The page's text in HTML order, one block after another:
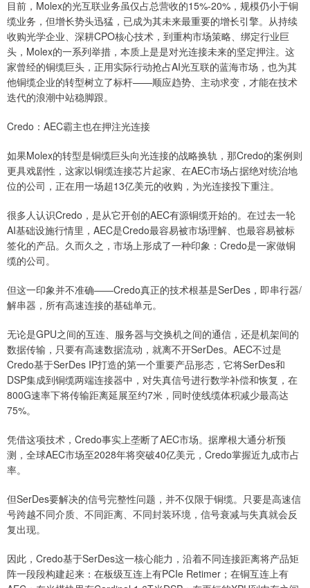
目前，Molex的光互联业务虽仅占总营收的15%-20%，规模仍小于铜
缆业务，但增长势头迅猛，已成为其未来最重要的增长引擎。从持续
收购光学企业、深耕CPO核心技术，到重构市场策略、绑定行业巨
头，Molex的一系列举措，本质上是是对光连接未来的坚定押注。这
家曾经的铜缆巨头，正用实际行动抢占AI光互联的蓝海市场，也为其
他铜缆企业的转型树立了标杆——顺应趋势、主动求变，才能在技术
迭代的浪潮中站稳脚跟。
Credo：AEC霸主也在押注光连接
如果Molex的转型是铜缆巨头向光连接的战略换轨，那Credo的案例则
更具戏剧性，这家以铜缆连接芯片起家、在AEC市场占据绝对统治地
位的公司，正在用一场超13亿美元的收购，为光连接投下重注。
很多人认识Credo，是从它开创的AEC有源铜缆开始的。在过去一轮
AI基础设施行情里，AEC是Credo最容易被市场理解、也最容易被标
签化的产品。久而久之，市场上形成了一种印象：Credo是一家做铜
缆的公司。
但这一印象并不准确——Credo真正的技术根基是SerDes，即串行器/
解串器，所有高速连接的基础单元。
无论是GPU之间的互连、服务器与交换机之间的通信，还是机架间的
数据传输，只要有高速数据流动，就离不开SerDes。AEC不过是
Credo基于SerDes IP打造的第一个重要产品形态，它将SerDes和
DSP集成到铜缆两端连接器中，对失真信号进行数学补偿和恢复，在
800G速率下将传输距离延展至约7米，同时使线缆体积减少最高达
75%。
凭借这项技术，Credo事实上垄断了AEC市场。据摩根大通分析预
测，全球AEC市场至2028年将突破40亿美元，Credo掌握近九成市占
率。
但SerDes要解决的信号完整性问题，并不仅限于铜缆。只要是高速信
号跨越不同介质、不同距离、不同封装环境，信号衰减与失真就会反
复出现。
因此，Credo基于SerDes这一核心能力，沿着不同连接距离将产品矩
阵一段段构建起来：在板级互连上有PCIe Retimer；在铜互连上有